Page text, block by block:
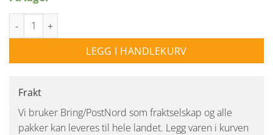
LEDDIM 2x100W- Hvit antall
LEGG I HANDLEKURV
Frakt
Vi bruker Bring/PostNord som fraktselskap og alle
pakker kan leveres til hele landet. Legg varen i kurven